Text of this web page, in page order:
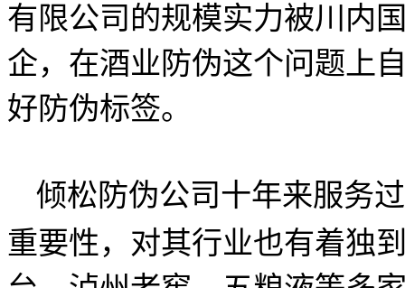
有限公司的规模实力被川内
企，在酒业防伪这个问题上
好防伪标签。
倾松防伪公司十年来服务
重要性，对其行业也有着独